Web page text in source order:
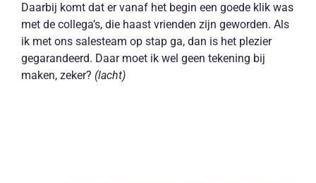
Daarbij komt dat er vanaf het begin een goede klik was
met de collega’s, die haast vrienden zijn geworden. Als
ik met ons salesteam op stap ga, dan is het plezier
gegarandeerd. Daar moet ik wel geen tekening bij
maken, zeker? (lacht)